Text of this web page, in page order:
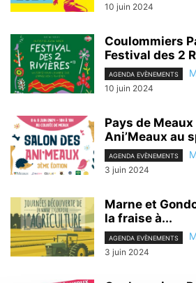
10 juin 2024
Coulommiers
Festival des 2
AGENDA EVÈNEMENTS
10 juin 2024
Pays de
Ani’Meaux au
AGENDA EVÈNEMENTS
3 juin 2024
Marne et
la fraise à...
AGENDA EVÈNEMENTS
3 juin 2024